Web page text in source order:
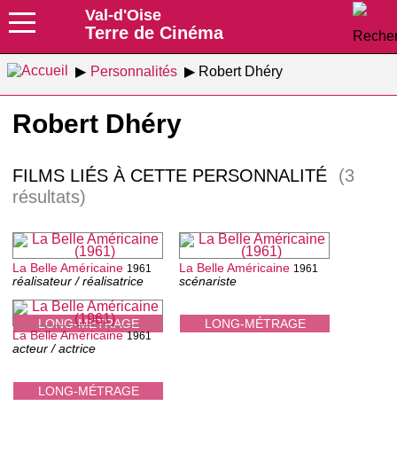
Val-d'Oise
Terre de Cinéma
Personnalités Robert Dhéry
Robert Dhéry
FILMS LIÉS À CETTE PERSONNALITÉ
(3
résultats)
LONG-MÉTRAGE
La Belle Américaine 1961
réalisateur / réalisatrice
LONG-MÉTRAGE
La Belle Américaine 1961
scénariste
LONG-MÉTRAGE
La Belle Américaine 1961
acteur / actrice